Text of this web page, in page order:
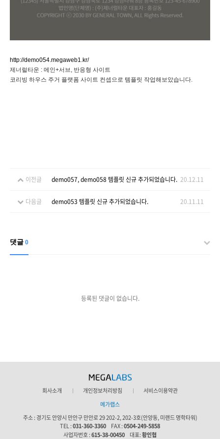
http://demo054.megaweb1.kr/
제너럴타운 : 메인+서브, 반응형 사이트
코리빙 하우스 주거 플랫폼 사이트 컨셉으로 템플릿 작업해보았습니다.
이전글 demo057, demo058 템플릿 신규 추가되었습니다. 20.12.11
다음글 demo053 템플릿 신규 추가되었습니다. 20.11.11
댓글 0
등록된 댓글이 없습니다.
회사소개 개인정보처리방침
서비스이용약관
메가랩스
주소 :경기도 안양시 만안구 만안로 29 202-2, 202-3호(안양동, 미랜드 명학타워)
TEL :031-360-3360 FAX :0504-249-5858
사업자번호 :615-38-00450 대표:황인협